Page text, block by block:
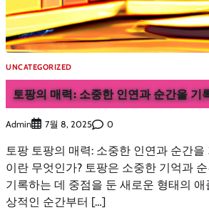
UNCATEGORIZED
토팡의 매력: 소중한 인연과 순간을 기
Admin 7월 8, 2025 0
토팡 토팡의 매력: 소중한 인연과 순간
이란 무엇인가? 토팡은 소중한 기억과
기록하는 데 중점을 둔 새로운 형태의
상적인 순간부터 […]